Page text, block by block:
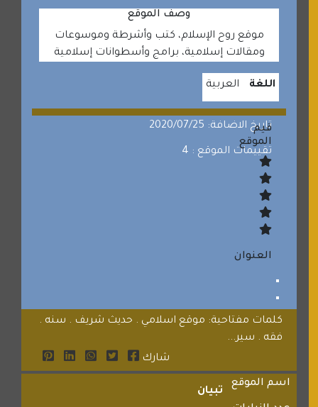
وصف الموقع
موقع روح الإسلام، كتب وأشرطة وموسوعات
ومقالات إسلامية، برامج وأسطوانات إسلامية
اللغة العربية
تاريخ الاضافة: 2020/07/25
تقييمات الموقع : 4
قيم
الموقع
العنوان
كلمات مفتاحية: موقع اسلامي . حديث شريف . سنه .
فقه . سير...
شارك
اسم الموقع
تبيان